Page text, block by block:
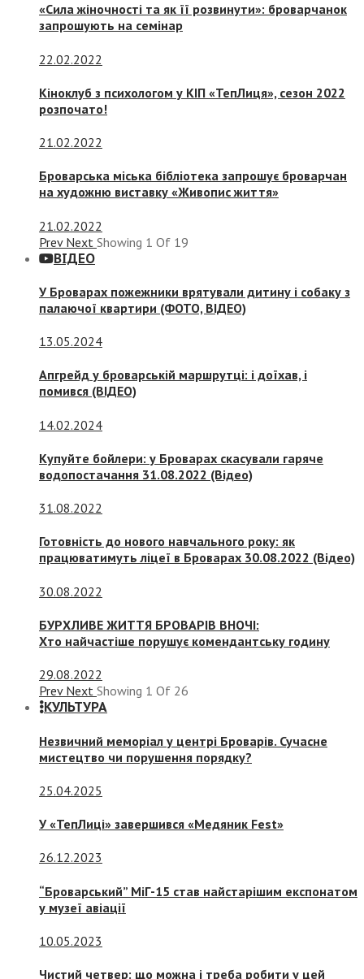
«Сила жіночності та як її розвинути»: броварчанок
запрошують на семінар
22.02.2022
Кіноклуб з психологом у КІП «ТепЛиця», сезон 2022
розпочато!
21.02.2022
Броварська міська бібліотека запрошує броварчан
на художню виставку «Живопис життя»
21.02.2022
Prev Next Showing 1 Of 19
ВІДЕО
У Броварах пожежники врятували дитину і собаку з
палаючої квартири (ФОТО, ВІДЕО)
13.05.2024
Апгрейд у броварській маршрутці: і доїхав, і
помився (ВІДЕО)
14.02.2024
Купуйте бойлери: у Броварах скасували гаряче
водопостачання 31.08.2022 (Відео)
31.08.2022
Готовність до нового навчального року: як
працюватимуть ліцеї в Броварах 30.08.2022 (Відео)
30.08.2022
БУРХЛИВЕ ЖИТТЯ БРОВАРІВ ВНОЧІ:
Хто найчастіше порушує комендантську годину
29.08.2022
Prev Next Showing 1 Of 26
КУЛЬТУРА
Незвичний меморіал у центрі Броварів. Сучасне
мистецтво чи порушення порядку?
25.04.2025
У «ТепЛиці» завершився «Медяник Fest»
26.12.2023
“Броварський” МіГ-15 став найстарішим експонатом
у музеї авіації
10.05.2023
Чистий четвер: що можна і треба робити у цей